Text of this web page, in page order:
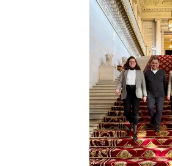
6 sept.